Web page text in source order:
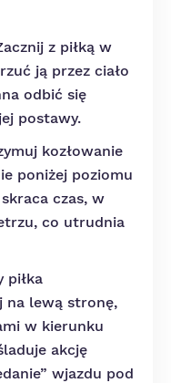
z piłką w
ją przez ciało
odbić się
postawy.
kozłowanie
poniżej poziomu
czas, w
co utrudnia
piłka
na lewą stronę,
w kierunku
akcję
wjazdu pod